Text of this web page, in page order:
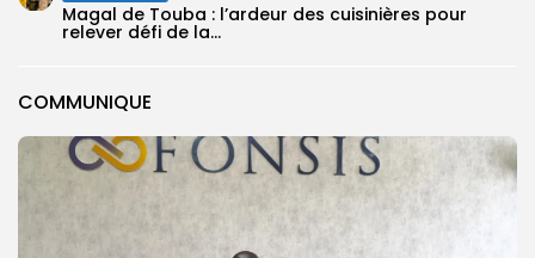
COMMUNIQUE
Magal de Touba : l’ardeur des cuisinières pour
relever défi de la...